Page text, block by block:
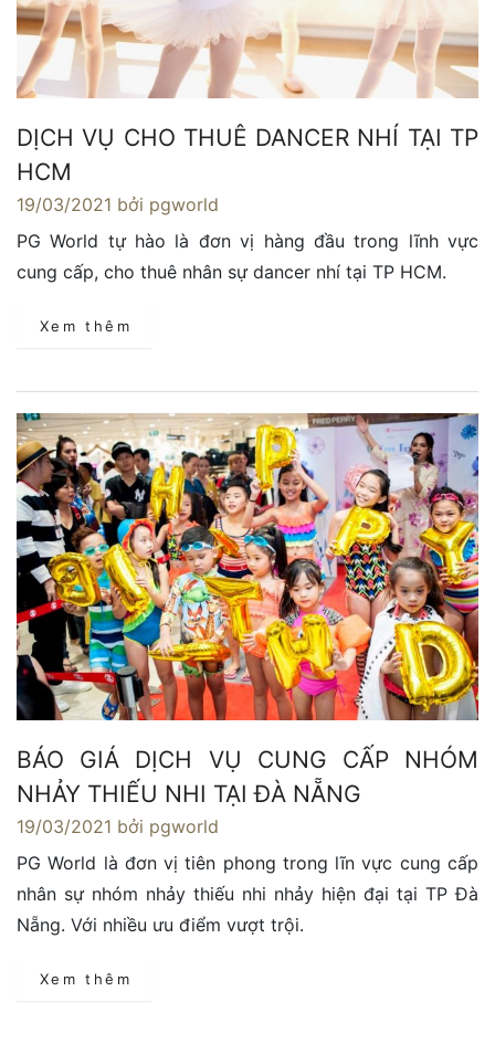
DỊCH VỤ CHO THUÊ DANCER NHÍ TẠI TP
HCM
19/03/2021 bởi pgworld
PG World tự hào là đơn vị hàng đầu trong lĩnh vực
cung cấp, cho thuê nhân sự dancer nhí tại TP HCM.
Xem thêm
BÁO GIÁ DỊCH VỤ CUNG CẤP NHÓM
NHẢY THIẾU NHI TẠI ĐÀ NẴNG
19/03/2021 bởi pgworld
PG World là đơn vị tiên phong trong lĩn vực cung cấp
nhân sự nhóm nhảy thiếu nhi nhảy hiện đại tại TP Đà
Nẵng. Với nhiều ưu điểm vượt trội.
Xem thêm